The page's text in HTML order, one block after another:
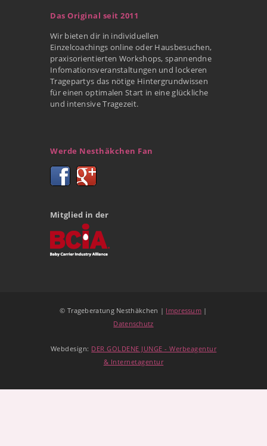
Das Original seit 2011
Wir bieten dir in individuellen
Einzelcoachings online oder Hausbesuchen,
praxisorientierten Workshops, spannendne
Infomationsveranstaltungen und lockeren
Tragepartys das nötige Hintergrundwissen
für einen optimalen Start in eine glückliche
und intensive Tragezeit.
Werde Nesthäkchen Fan
Mitglied in der
© Trageberatung Nesthäkchen | Impressum |
Datenschutz
Webdesign: DER GOLDENE JUNGE - Werbeagentur
& Internetagentur